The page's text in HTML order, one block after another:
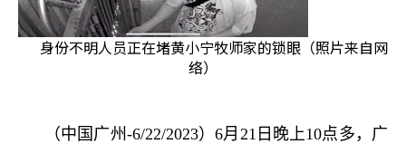
身份不明人员正在堵黄小宁牧师家的锁眼（照片来自网
络）
（中国广州 -6/22/2023）6月 21 日晚上10点多，广